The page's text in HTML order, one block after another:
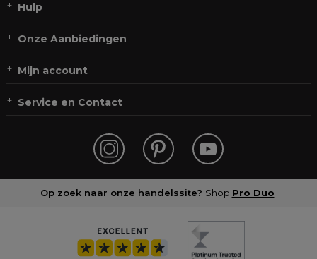
Hulp
Onze Aanbiedingen
Mijn account
Service en Contact
Op zoek naar onze handelssite? Shop Pro Duo